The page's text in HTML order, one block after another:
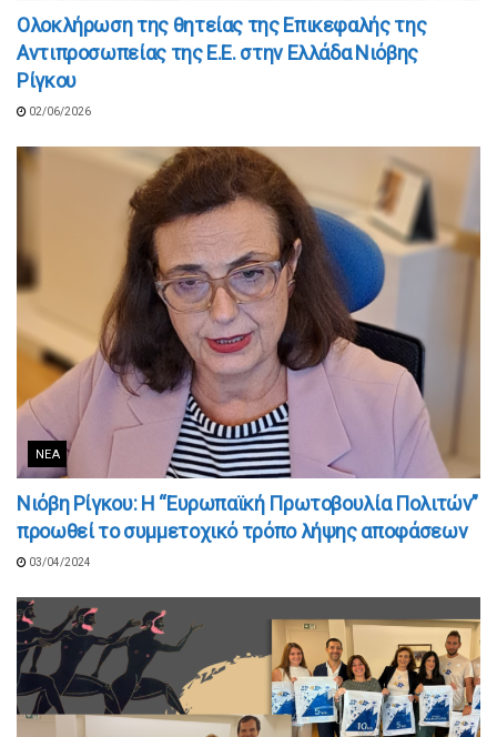
Ολοκλήρωση της θητείας της Επικεφαλής της
Αντιπροσωπείας της Ε.Ε. στην Ελλάδα Νιόβης
Ρίγκου
02/06/2026
ΝΈΑ
Νιόβη Ρίγκου: Η “Ευρωπαϊκή Πρωτοβουλία Πολιτών”
προωθεί το συμμετοχικό τρόπο λήψης αποφάσεων
03/04/2024